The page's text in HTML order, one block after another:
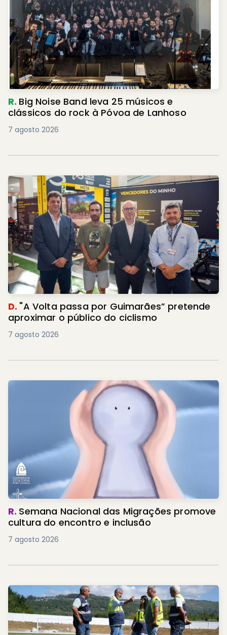
R. Big Noise Band leva 25 músicos e
clássicos do rock à Póvoa de Lanhoso
7 agosto 2026
D. "A Volta passa por Guimarães” pretende
aproximar o público do ciclismo
7 agosto 2026
R. Semana Nacional das Migrações promove
cultura do encontro e inclusão
7 agosto 2026